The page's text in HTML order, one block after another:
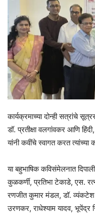
कार्यक्रमाच्या दोन्ही सत्रांचे
डॉ. प्रतीक्षा वलगांवकर आणि
यांनी कवींचे स्वागत करत त्यांच्या
या बहुभाषिक कविसंमेलनात
कुळकर्णी, प्रतिभा टेकाडे, एस.
रणजीत कुमार मंडल, डॉ. व्यंकटेश
उरणकर, राधेश्याम यादव, भूपेंद्र